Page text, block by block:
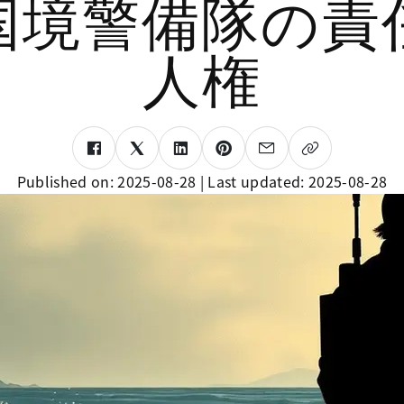
境警備隊の責
人権
Published on:2025-08-28 | Last updated: 2025-08-28